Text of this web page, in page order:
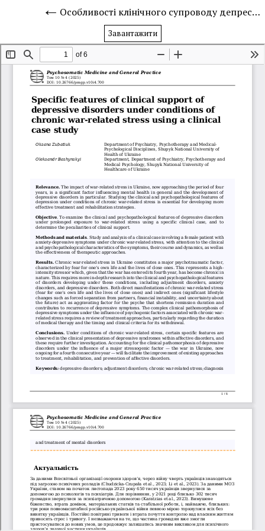
Особливості клінічного супроводу депресивних розладів в умовах хронічного стресу війни на прикладі клінічного кейсу
Завантажити